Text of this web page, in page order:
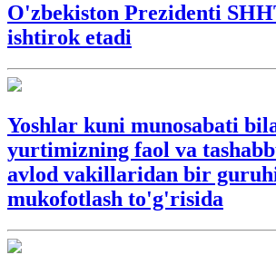
O'zbekiston Prezidenti
ishtirok etadi
Yoshlar kuni munosabati
yurtimizning faol va
avlod vakillaridan bir
mukofotlash to'g'risida